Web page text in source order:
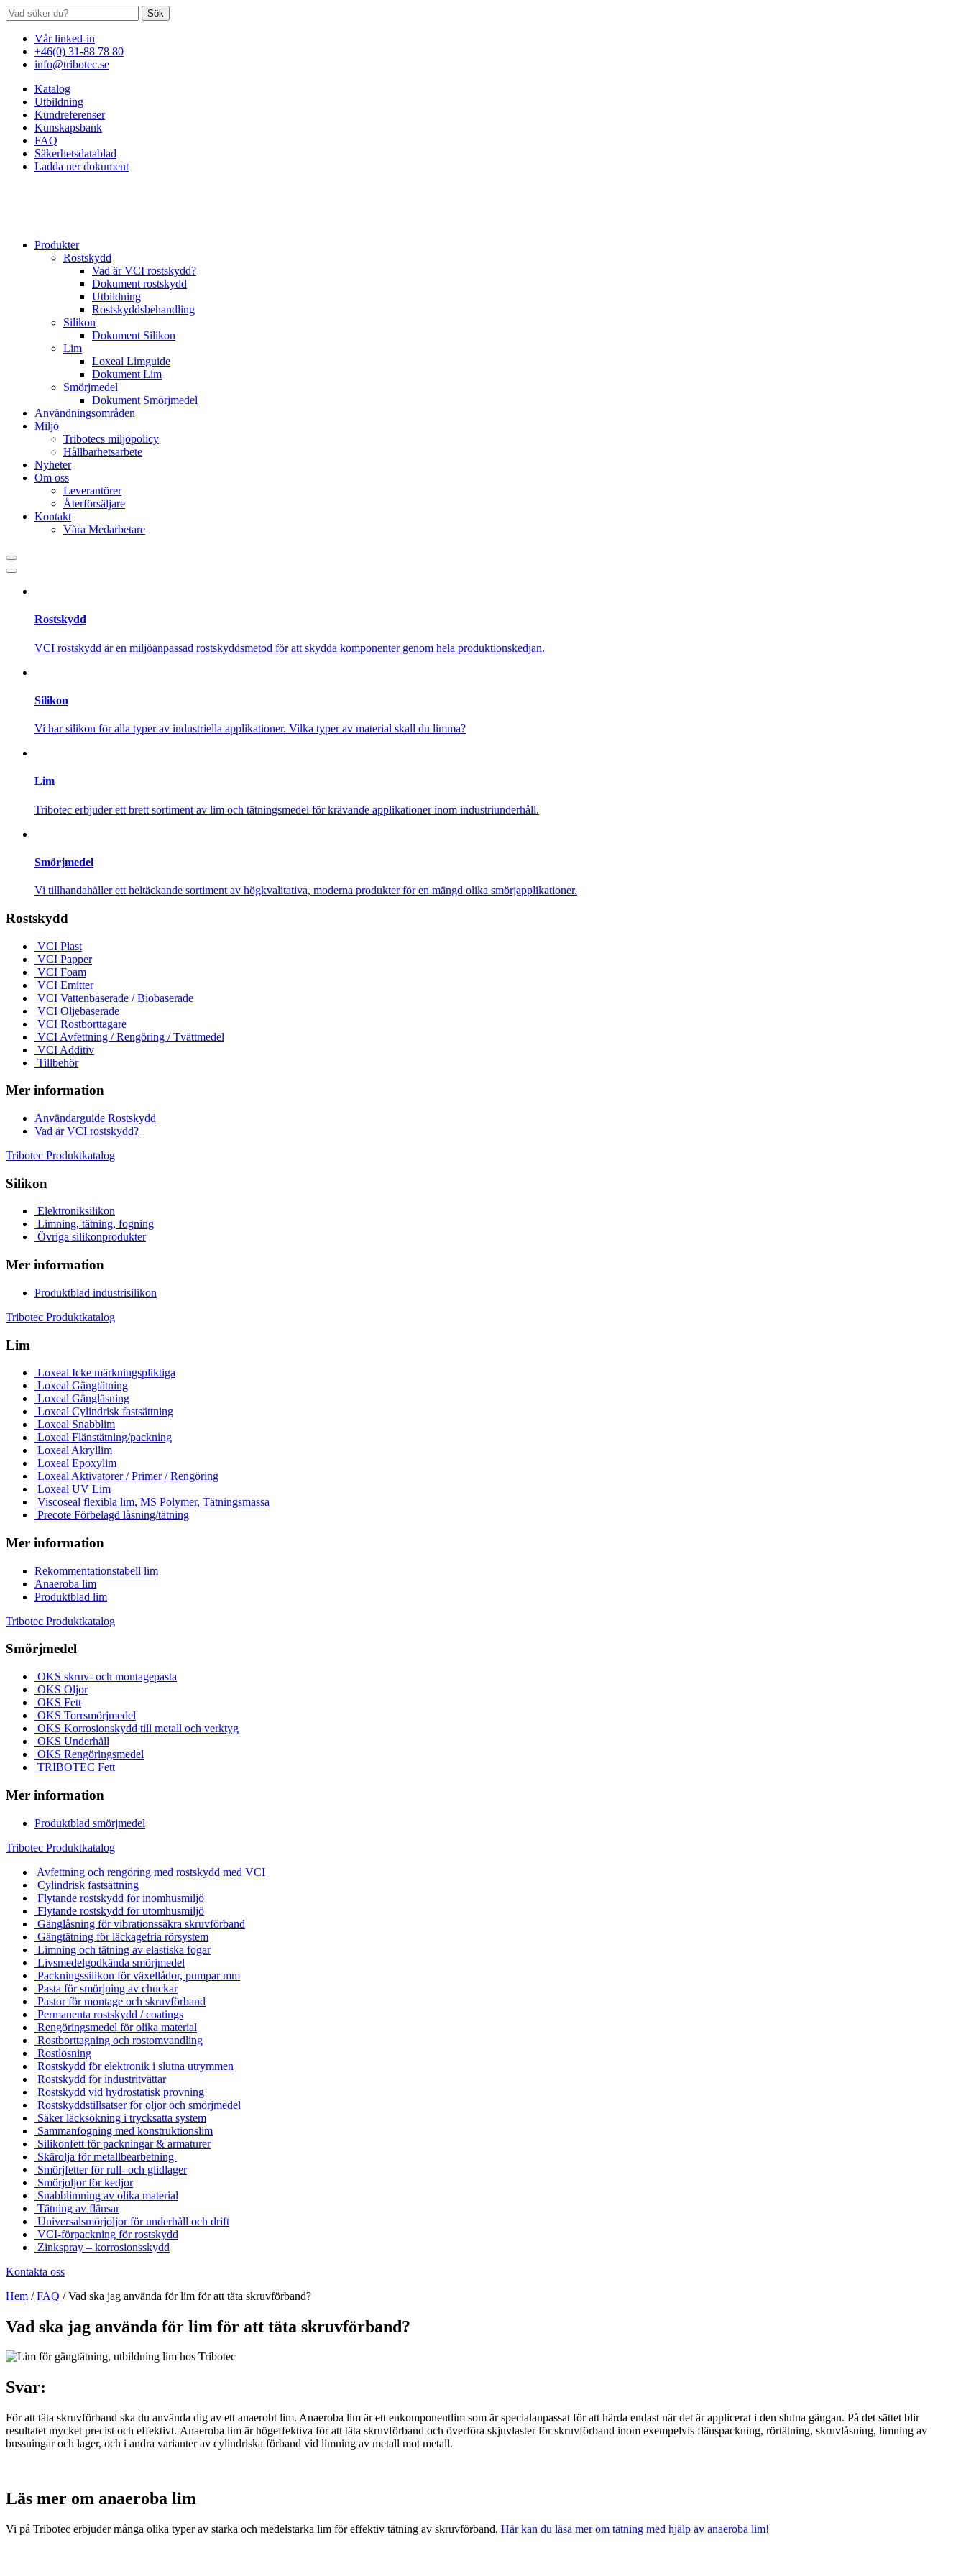
Sök
Vår linked-in
+46(0) 31-88 78 80
info@tribotec.se
Katalog
Utbildning
Kundreferenser
Kunskapsbank
FAQ
Säkerhetsdatablad
Ladda ner dokument
Produkter
Rostskydd
Vad är VCI rostskydd?
Dokument rostskydd
Utbildning
Rostskyddsbehandling
Silikon
Dokument Silikon
Lim
Loxeal Limguide
Dokument Lim
Smörjmedel
Dokument Smörjmedel
Användningsområden
Miljö
Tribotecs miljöpolicy
Hållbarhetsarbete
Nyheter
Om oss
Leverantörer
Återförsäljare
Kontakt
Våra Medarbetare
Rostskydd
VCI rostskydd är en miljöanpassad rostskyddsmetod för att skydda komponenter genom hela produktionskedjan.
Silikon
Vi har silikon för alla typer av industriella applikationer. Vilka typer av material skall du limma?
Lim
Tribotec erbjuder ett brett sortiment av lim och tätningsmedel för krävande applikationer inom industriunderhåll.
Smörjmedel
Vi tillhandahåller ett heltäckande sortiment av högkvalitativa, moderna produkter för en mängd olika smörjapplikationer.
Rostskydd
VCI Plast
VCI Papper
VCI Foam
VCI Emitter
VCI Vattenbaserade / Biobaserade
VCI Oljebaserade
VCI Rostborttagare
VCI Avfettning / Rengöring / Tvättmedel
VCI Additiv
Tillbehör
Mer information
Användarguide Rostskydd
Vad är VCI rostskydd?
Tribotec Produktkatalog
Silikon
Elektroniksilikon
Limning, tätning, fogning
Övriga silikonprodukter
Mer information
Produktblad industrisilikon
Tribotec Produktkatalog
Lim
Loxeal Icke märkningspliktiga
Loxeal Gängtätning
Loxeal Gänglåsning
Loxeal Cylindrisk fastsättning
Loxeal Snabblim
Loxeal Flänstätning/packning
Loxeal Akryllim
Loxeal Epoxylim
Loxeal Aktivatorer / Primer / Rengöring
Loxeal UV Lim
Viscoseal flexibla lim, MS Polymer, Tätningsmassa
Precote Förbelagd låsning/tätning
Mer information
Rekommentationstabell lim
Anaeroba lim
Produktblad lim
Tribotec Produktkatalog
Smörjmedel
OKS skruv- och montagepasta
OKS Oljor
OKS Fett
OKS Torrsmörjmedel
OKS Korrosionskydd till metall och verktyg
OKS Underhåll
OKS Rengöringsmedel
TRIBOTEC Fett
Mer information
Produktblad smörjmedel
Tribotec Produktkatalog
Avfettning och rengöring med rostskydd med VCI
Cylindrisk fastsättning
Flytande rostskydd för inomhusmiljö
Flytande rostskydd för utomhusmiljö
Gänglåsning för vibrationssäkra skruvförband
Gängtätning för läckagefria rörsystem
Limning och tätning av elastiska fogar
Livsmedelgodkända smörjmedel
Packningssilikon för växellådor, pumpar mm
Pasta för smörjning av chuckar
Pastor för montage och skruvförband
Permanenta rostskydd / coatings
Rengöringsmedel för olika material
Rostborttagning och rostomvandling
Rostlösning
Rostskydd för elektronik i slutna utrymmen
Rostskydd för industritvättar
Rostskydd vid hydrostatisk provning
Rostskyddstillsatser för oljor och smörjmedel
Säker läcksökning i trycksatta system
Sammanfogning med konstruktionslim
Silikonfett för packningar & armaturer
Skärolja för metallbearbetning
Smörjfetter för rull- och glidlager
Smörjoljor för kedjor
Snabblimning av olika material
Tätning av flänsar
Universalsmörjoljor för underhåll och drift
VCI-förpackning för rostskydd
Zinkspray – korrosionsskydd
Kontakta oss
Hem /FAQ /Vad ska jag använda för lim för att täta skruvförband?
Vad ska jag använda för lim för att täta skruvförband?
Svar:
För att täta skruvförband ska du använda dig av ett anaerobt lim. Anaeroba lim är ett enkomponentlim som är specialanpassat för att härda endast när det är applicerat i den slutna gängan. På det sättet blir
resultatet mycket precist och effektivt. Anaeroba lim är högeffektiva för att täta skruvförband och överföra skjuvlaster för skruvförband inom exempelvis flänspackning, rörtätning, skruvlåsning, limning av
bussningar och lager, och i andra varianter av cylindriska förband vid limning av metall mot metall.
Läs mer om anaeroba lim
Vi på Tribotec erbjuder många olika typer av starka och medelstarka lim för effektiv tätning av skruvförband. Här kan du läsa mer om tätning med hjälp av anaeroba lim!